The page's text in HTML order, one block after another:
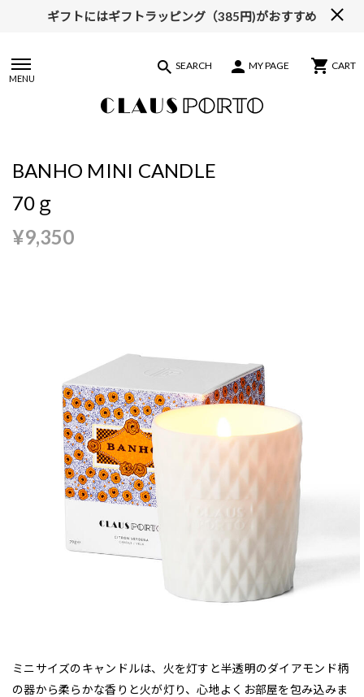
ギフトにはギフトラッピング（385円)がおすすめ
MENU
SEARCH MY PAGE CART
BANHO MINI CANDLE
70ｇ
¥9,350
ミニサイズのキャンドルは、火を灯すと半透明のダイアモンド柄
の器から柔らかな香りと火が灯り、心地よくお部屋を包み込みま